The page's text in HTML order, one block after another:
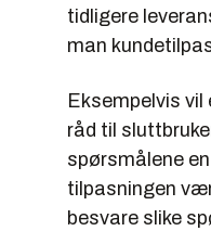
tidligere
man
Eksempelvis
råd til
spørsmålene
tilpasningen
besvare slike